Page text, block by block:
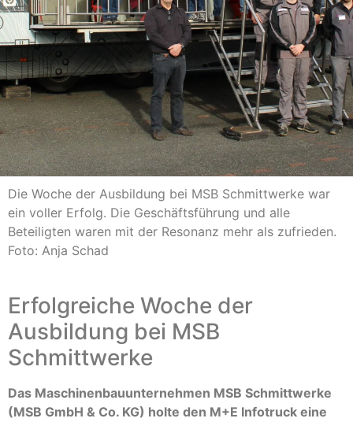
Die Woche der Ausbildung bei MSB Schmittwerke war
ein voller Erfolg. Die Geschäftsführung und alle
Beteiligten waren mit der Resonanz mehr als zufrieden.
Foto: Anja Schad
Erfolgreiche Woche der
Ausbildung bei MSB
Schmittwerke
Das Maschinenbauunternehmen MSB Schmittwerke
(MSB GmbH & Co. KG) holte den M+E Infotruck eine